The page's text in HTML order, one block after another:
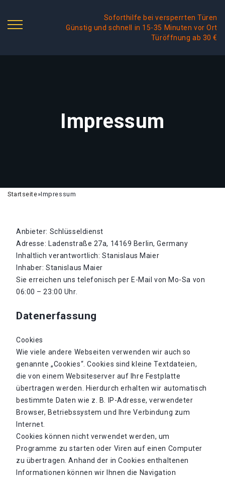
Soforthilfe bei versperrten Türen
Günstig und schnell in 15-35 Minuten vor Ort
Türöffnung ab 30 €
Impressum
Startseite»Impressum
Anbieter: Schlüsseldienst
Adresse: Ladenstraße 27a, 14169 Berlin, Germany
Inhaltlich verantwortlich: Stanislaus Maier
Inhaber: Stanislaus Maier
Sie erreichen uns telefonisch per E-Mail von Mo-Sa von
06:00 – 23:00 Uhr.
Datenerfassung
Cookies
Wie viele andere Webseiten verwenden wir auch so
genannte „Cookies“. Cookies sind kleine Textdateien,
die von einem Websiteserver auf Ihre Festplatte
übertragen werden. Hierdurch erhalten wir automatisch
bestimmte Daten wie z. B. IP-Adresse, verwendeter
Browser, Betriebssystem und Ihre Verbindung zum
Internet.
Cookies können nicht verwendet werden, um
Programme zu starten oder Viren auf einen Computer
zu übertragen. Anhand der in Cookies enthaltenen
Informationen können wir Ihnen die Navigation